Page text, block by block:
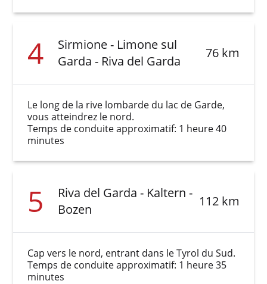
4
Sirmione - Limone sul
Garda - Riva del Garda
76 km
Le long de la rive lombarde du lac de Garde,
vous atteindrez le nord.
Temps de conduite approximatif: 1 heure 40
minutes
5
Riva del Garda - Kaltern -
Bozen
112 km
Cap vers le nord, entrant dans le Tyrol du Sud.
Temps de conduite approximatif: 1 heure 35
minutes